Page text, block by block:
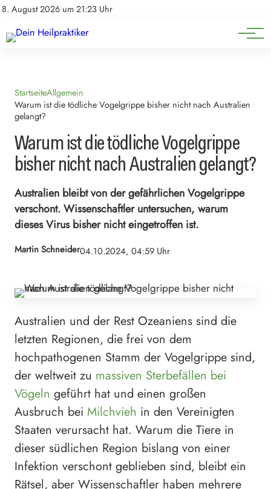
8. August 2026 um 21:23 Uhr
Impressum
Natürliche Medizin
Heilpflanzen & Kräuterkunde
StartseiteAllgemein
Warum ist die tödliche Vogelgrippe bisher nicht nach Australien
gelangt?
Warum ist die tödliche Vogelgrippe
bisher nicht nach Australien gelangt?
Australien bleibt von der gefährlichen Vogelgrippe
verschont. Wissenschaftler untersuchen, warum
dieses Virus bisher nicht eingetroffen ist.
Martin Schneider04.10.2024, 04:59 Uhr
Australien und der Rest Ozeaniens sind die
letzten Regionen, die frei von dem
hochpathogenen Stamm der Vogelgrippe sind,
der weltweit zu massiven Sterbefällen bei
Vögeln geführt hat und einen großen
Ausbruch bei Milchvieh in den Vereinigten
Staaten verursacht hat. Warum die Tiere in
dieser südlichen Region bislang von einer
Infektion verschont geblieben sind, bleibt ein
Rätsel, aber Wissenschaftler haben mehrere